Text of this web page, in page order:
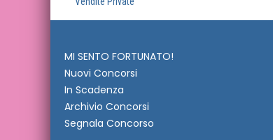
MI SENTO FORTUNATO!
Nuovi Concorsi
In Scadenza
Archivio Concorsi
Segnala Concorso